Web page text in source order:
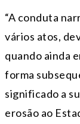
“A conduta
vários atos,
quando ainda
forma
significado a
erosão ao